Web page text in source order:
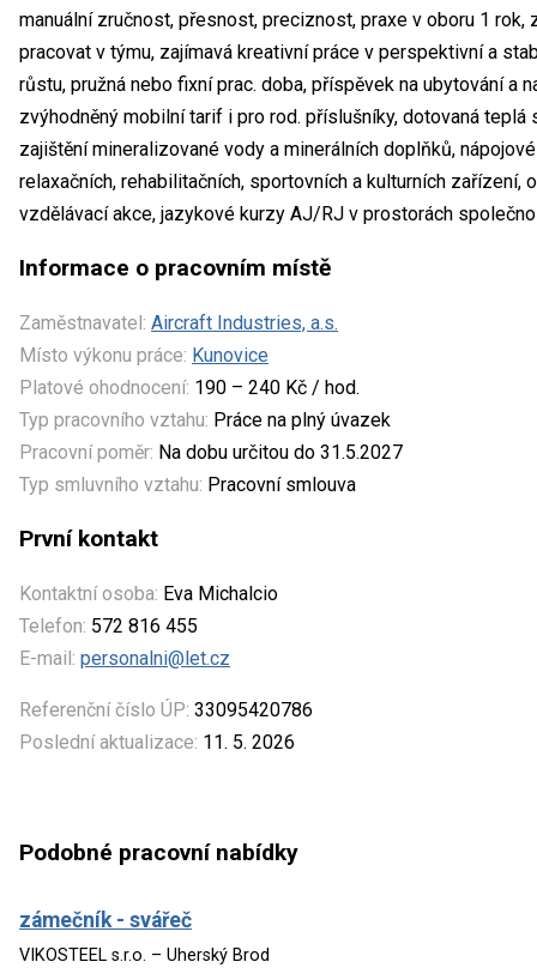
manuální zručnost, přesnost, preciznost, praxe v oboru 1
pracovat v týmu, zajímavá kreativní práce v perspektivní a
růstu, pružná nebo fixní prac. doba, příspěvek na ubytování a
zvýhodněný mobilní tarif i pro rod. příslušníky, dotovaná teplá
zajištění mineralizované vody a minerálních doplňků,
relaxačních, rehabilitačních, sportovních a kulturních zařízení,
vzdělávací akce, jazykové kurzy AJ/RJ v prostorách
Informace o pracovním místě
Zaměstnavatel: Aircraft Industries, a.s.
Místo výkonu práce: Kunovice
Platové ohodnocení: 190 – 240 Kč / hod.
Typ pracovního vztahu: Práce na plný úvazek
Pracovní poměr: Na dobu určitou do 31.5.2027
Typ smluvního vztahu: Pracovní smlouva
První kontakt
Kontaktní osoba: Eva Michalcio
Telefon: 572 816 455
E-mail: personalni@let.cz
Referenční číslo ÚP: 33095420786
Poslední aktualizace: 11. 5. 2026
Podobné pracovní nabídky
zámečník - svářeč
VIKOSTEEL s.r.o. – Uherský Brod